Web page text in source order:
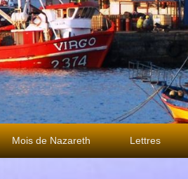
Mois de Nazareth Lettres